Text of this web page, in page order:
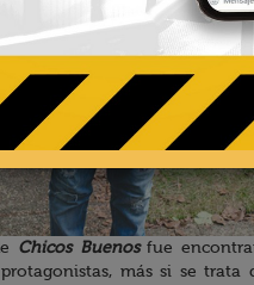
Chicos Buenosfue
más si se trata